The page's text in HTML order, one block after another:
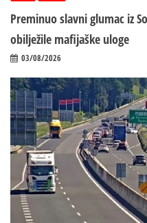
Preminuo slavni glumac iz
obilježile mafijaške uloge
03/08/2026